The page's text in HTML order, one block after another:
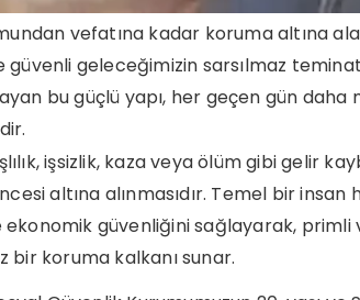
vefatına kadar koruma altına
geleceğimizin sarsılmaz
bu güçlü yapı, her geçen gün daha
işsizlik, kaza veya ölüm gibi gelir
altına alınmasıdır. Temel bir insan
güvenliğini sağlayarak, primli
bir koruma kalkanı sunar.